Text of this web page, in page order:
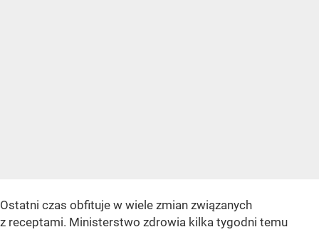
Ostatni czas obfituje w wiele zmian związanych
z receptami. Ministerstwo zdrowia kilka tygodni temu